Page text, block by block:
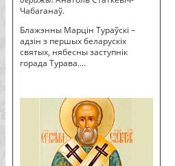
Чабаганаў.
Блажэнны Марцін Тураўскі –
адзін з першых беларускіх
святых, нябесны заступнік
горада Турава....